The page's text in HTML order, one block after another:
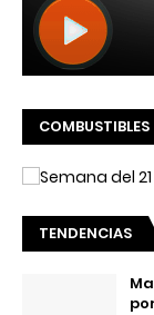
COMBUSTIBLES
TENDENCIAS